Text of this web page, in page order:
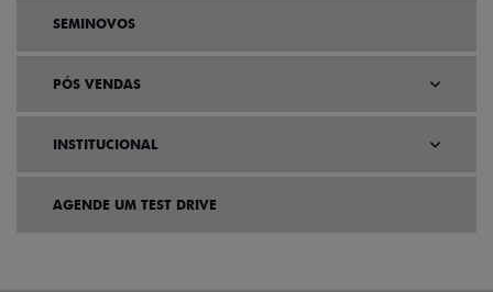
SEMINOVOS
PÓS VENDAS
INSTITUCIONAL
AGENDE UM TEST DRIVE